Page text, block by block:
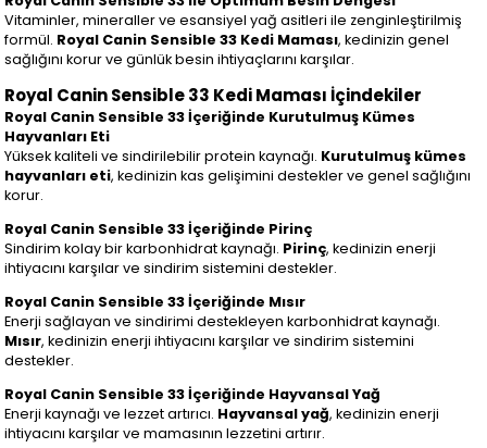
Vitaminler, mineraller ve esansiyel yağ asitleri ile zenginleştirilmiş
formül. Royal Canin Sensible 33 Kedi Maması, kedinizin genel
sağlığını korur ve günlük besin ihtiyaçlarını karşılar.
Royal Canin Sensible 33 Kedi Maması İçindekiler
Royal Canin Sensible 33 İçeriğinde Kurutulmuş Kümes
Hayvanları Eti
Yüksek kaliteli ve sindirilebilir protein kaynağı. Kurutulmuş kümes
hayvanları eti, kedinizin kas gelişimini destekler ve genel sağlığını
korur.
Royal Canin Sensible 33 İçeriğinde Pirinç
Sindirim kolay bir karbonhidrat kaynağı. Pirinç, kedinizin enerji
ihtiyacını karşılar ve sindirim sistemini destekler.
Royal Canin Sensible 33 İçeriğinde Mısır
Enerji sağlayan ve sindirimi destekleyen karbonhidrat kaynağı.
Mısır, kedinizin enerji ihtiyacını karşılar ve sindirim sistemini
destekler.
Royal Canin Sensible 33 İçeriğinde Hayvansal Yağ
Enerji kaynağı ve lezzet artırıcı. Hayvansal yağ, kedinizin enerji
ihtiyacını karşılar ve mamasının lezzetini artırır.